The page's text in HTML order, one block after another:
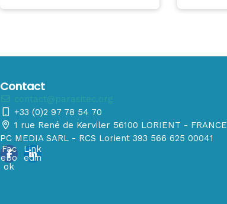
Contact
+33 (0)2 97 78 54 70
1 rue René de Kerviler 56100 LORIENT - FRANCE
PC MEDIA SARL - RCS Lorient 393 566 625 00041
Fac
ebo
ok
Link
edin